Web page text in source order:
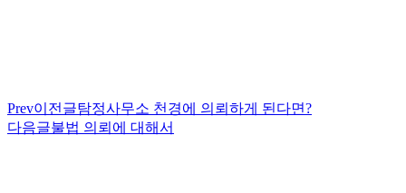
Prev이전글탐정사무소 천경에 의뢰하게 된다면?
다음글불법 의뢰에 대해서